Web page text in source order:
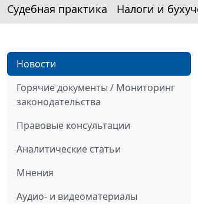
Судебная практика Налоги и
Новости
Горячие документы / Мониторинг
законодательства
Правовые консультации
Аналитические статьи
Мнения
Аудио- и видеоматериалы